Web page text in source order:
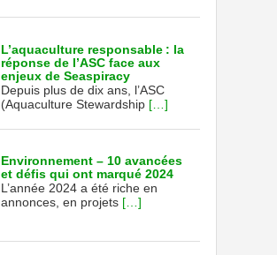
L’aquaculture responsable : la
réponse de l’ASC face aux
enjeux de Seaspiracy
Depuis plus de dix ans, l’ASC
(Aquaculture Stewardship […]
Environnement – 10 avancées
et défis qui ont marqué 2024
L’année 2024 a été riche en
annonces, en projets […]